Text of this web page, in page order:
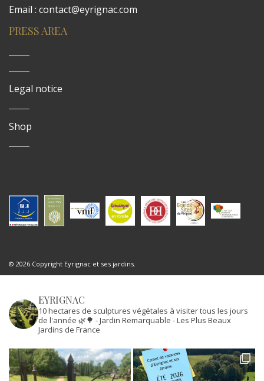
Email : contact@eyrignac.com
PRESS AREA
Legal notice
Shop
© 2026 Copyright Eyrignac et ses jardins.
EYRIGNAC
10 hectares de sculptures végétales à visiter tous les jours
de l'année 🌿🌳 - Jardin Remarquable - Les Plus Beaux
Jardins de France